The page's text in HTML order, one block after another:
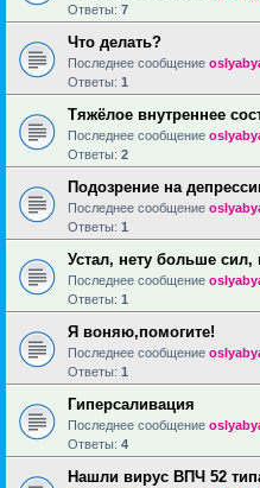
Ответы: 7
Что делать?
Последнее сообщение
Ответы: 1
Тяжёлое внутреннее
Последнее сообщение
Ответы: 2
Подозрение на
Последнее сообщение
Ответы: 1
Устал, нету больше сил,
Последнее сообщение
Ответы: 1
Я воняю,помогите!
Последнее сообщение
Ответы: 1
Гиперсаливация
Последнее сообщение
Ответы: 4
Нашли вирус ВПЧ 52